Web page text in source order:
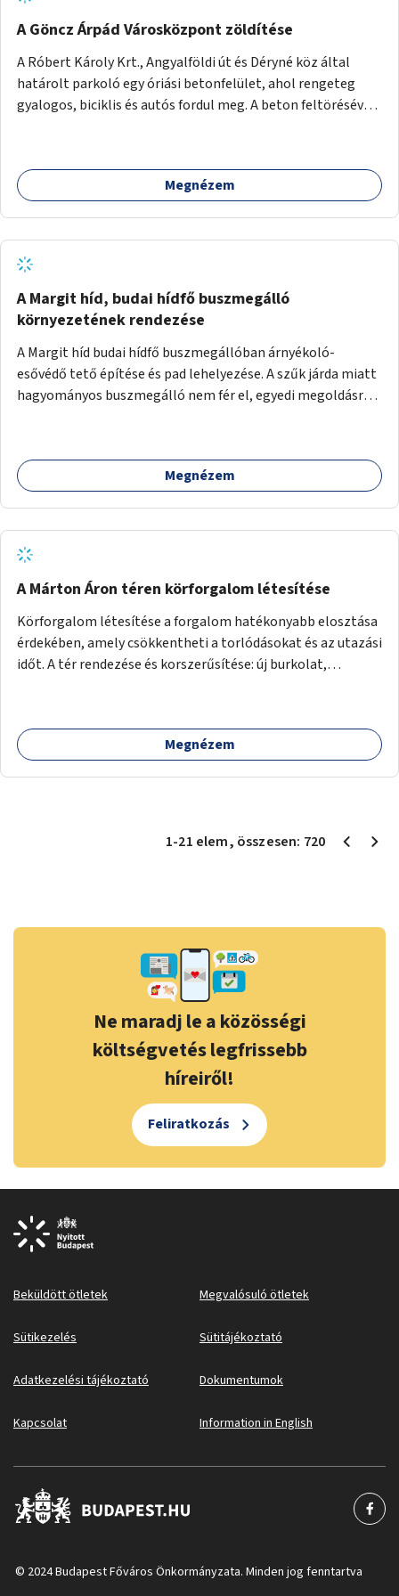
A Göncz Árpád Városközpont zöldítése
A Róbert Károly Krt., Angyalföldi út és Déryné köz által
határolt parkoló egy óriási betonfelület, ahol rengeteg
gyalogos, biciklis és autós fordul meg. A beton feltörésével,
menti járda és a parkoló közé kellene egy zöld sáv,
virágágyásokkal a meglévő fák alá, a lakóépület felőli két
Megnézem
A Margit híd, budai hídfő buszmegálló
környezetének rendezése
A Margit híd budai hídfő buszmegállóban árnyékoló-
esővédő tető építése és pad lehelyezése. A szűk járda miatt
hagyományos buszmegálló nem fér el, egyedi megoldásra
Megnézem
A Márton Áron téren körforgalom létesítése
Körforgalom létesítése a forgalom hatékonyabb elosztása
érdekében, amely csökkentheti a torlódásokat és az utazási
időt. A tér rendezése és korszerűsítése: új burkolat,
időznek.
Megnézem
1-21 elem, összesen: 720
Ne maradj le a közösségi
költségvetés legfrissebb
híreiről!
Feliratkozás
Beküldött ötletek Megvalósuló ötletek
Sütikezelés Sütitájékoztató
Adatkezelési tájékoztató Dokumentumok
Kapcsolat Information in English
© 2024 Budapest Főváros Önkormányzata. Minden jog fenntartva